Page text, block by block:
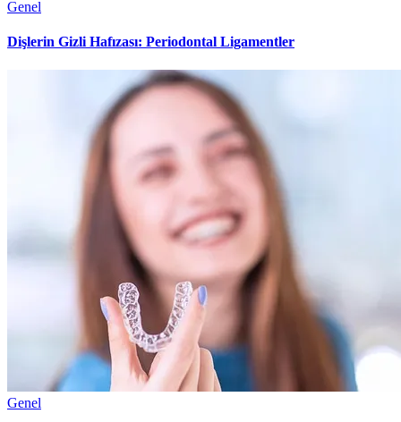
Genel
Dişlerin Gizli Hafızası: Periodontal Ligamentler
Genel